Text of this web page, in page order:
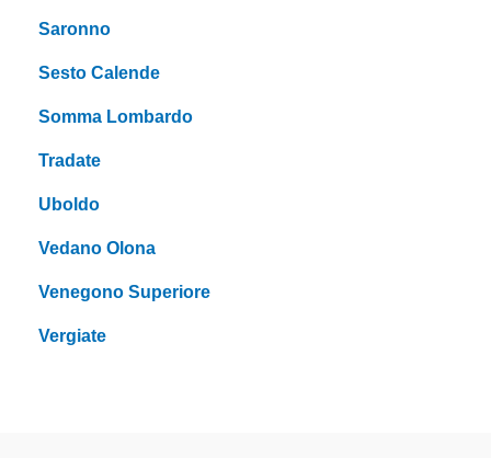
Saronno
Sesto Calende
Somma Lombardo
Tradate
Uboldo
Vedano Olona
Venegono Superiore
Vergiate